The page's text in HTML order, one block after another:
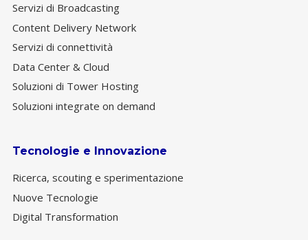
Servizi di Broadcasting
Content Delivery Network
Servizi di connettività
Data Center & Cloud
Soluzioni di Tower Hosting
Soluzioni integrate on demand
Tecnologie e Innovazione
Ricerca, scouting e sperimentazione
Nuove Tecnologie
Digital Transformation